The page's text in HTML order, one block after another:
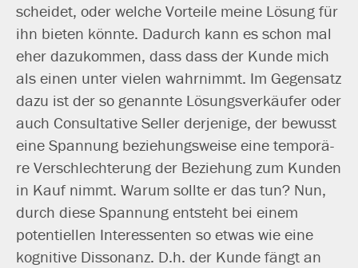
schei­det, oder wel­che Vorteile mei­ne Lösung für
ihn bie­ten könn­te. Dadurch kann es schon mal
eher dazu­kom­men, dass dass der Kunde mich
als einen unter vie­len wahr­nimmt. Im Gegensatz
dazu ist der so genann­te Lösungsverkäufer oder
auch Consultative Seller der­je­ni­ge, der bewusst
eine Spannung bezie­hungs­wei­se eine tem­po­rä­
re Verschlechterung der Beziehung zum Kunden
in Kauf nimmt. Warum soll­te er das tun? Nun,
durch die­se Spannung ent­steht bei einem
poten­ti­el­len Interessenten so etwas wie eine
kogni­ti­ve Dissonanz. D.h. der Kunde fängt an